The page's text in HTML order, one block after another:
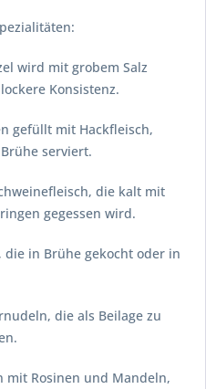
wird mit grobem Salz
Konsistenz.
gefüllt mit Hackfleisch,
serviert.
die kalt mit
gegessen wird.
die in Brühe gekocht oder in
die als Beilage zu
mit Rosinen und Mandeln,